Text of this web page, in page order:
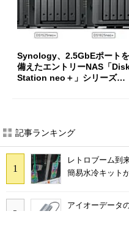
Synology、2.5GbEポートを
備えたエントリーNAS「
Station neo＋」シリーズを
記事ランキング
レトロブーム到
簡易水冷キット
アイオーデータ